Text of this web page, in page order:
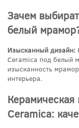
Зачем
белый
Изысканный дизайн:
Ceramica под белый
изысканность
интерьера.
Керамическая
Ceramica: